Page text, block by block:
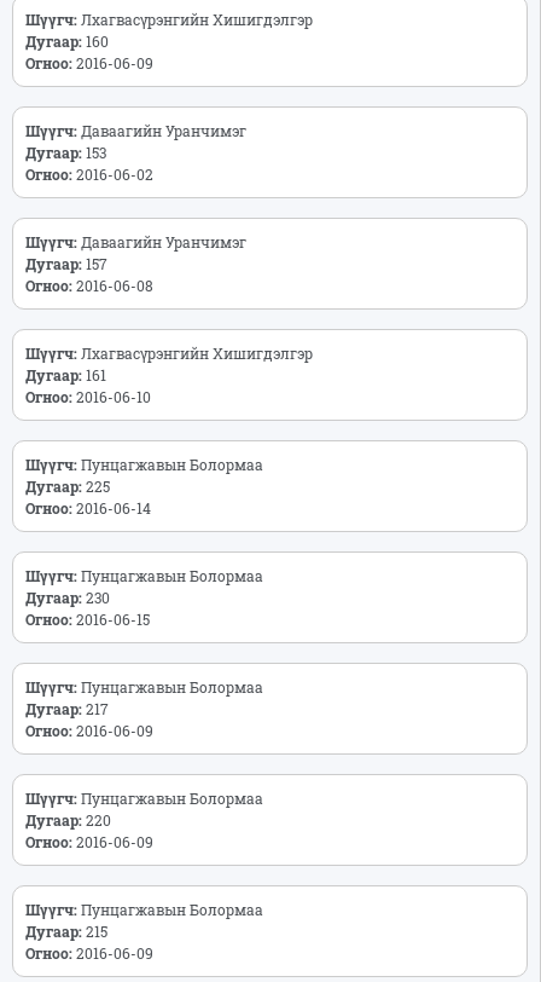
Шүүгч: Лхагвасүрэнгийн Хишигдэлгэр
Дугаар:160
Огноо:2016-06-09
Шүүгч: Даваагийн Уранчимэг
Дугаар:153
Огноо:2016-06-02
Шүүгч: Даваагийн Уранчимэг
Дугаар:157
Огноо:2016-06-08
Шүүгч: Лхагвасүрэнгийн Хишигдэлгэр
Дугаар:161
Огноо:2016-06-10
Шүүгч:Пунцагжавын Болормаа
Дугаар:225
Огноо:2016-06-14
Шүүгч:Пунцагжавын Болормаа
Дугаар:230
Огноо:2016-06-15
Шүүгч:Пунцагжавын Болормаа
Дугаар:217
Огноо:2016-06-09
Шүүгч:Пунцагжавын Болормаа
Дугаар:220
Огноо:2016-06-09
Шүүгч:Пунцагжавын Болормаа
Дугаар:215
Огноо:2016-06-09